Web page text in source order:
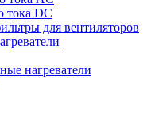
тока DC
для вентиляторов
нагреватели